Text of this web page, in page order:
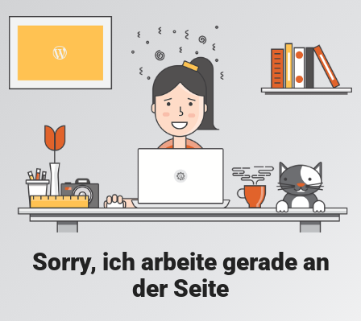
Sorry, ich arbeite gerade an
der Seite